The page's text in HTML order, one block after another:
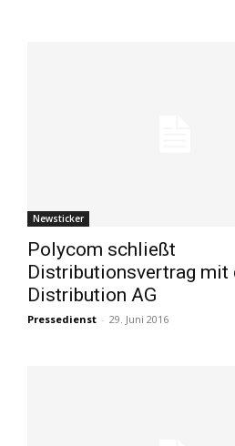
Newsticker
Polycom schließt
Distributionsvertrag mit
Distribution AG
Pressedienst - 29. Juni 2016